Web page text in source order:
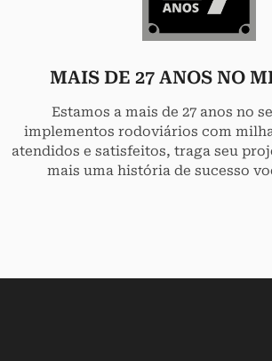
MAIS DE 27 ANOS NO
Estamos a mais de 27 anos no
implementos rodoviários com
atendidos e satisfeitos, traga seu
mais uma história de sucesso